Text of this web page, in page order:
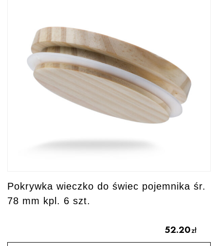
Pokrywka wieczko do świec pojemnika śr.
78 mm kpl. 6 szt.
52.20zł